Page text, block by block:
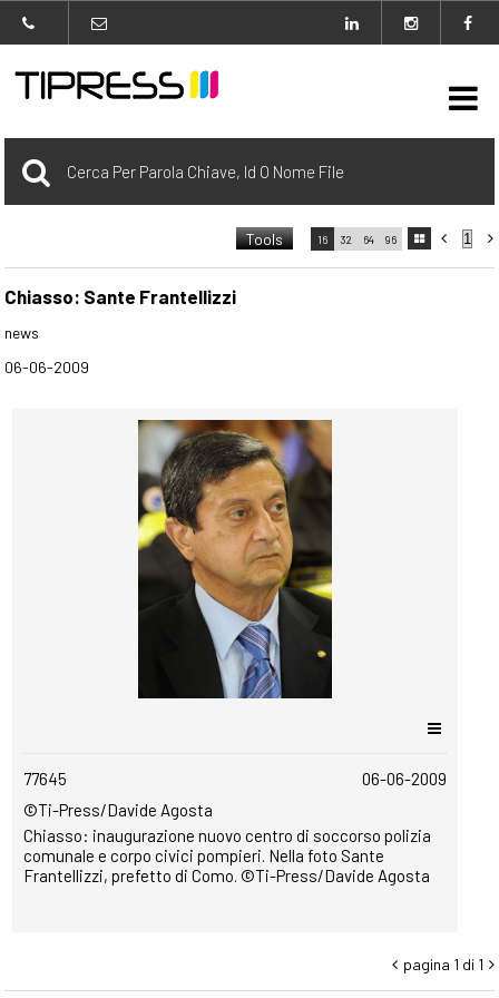
Archivio
carrello
Agenzia
copyrightfree

 
16 32 64 96 
Tools
0 Selezionato
Chiasso: Sante Frantellizzi
news
06-06-2009
77645
06-06-2009
©Ti-Press/Davide Agosta
Chiasso: inaugurazione nuovo centro di soccorso polizia
comunale e corpo civici pompieri. Nella foto Sante
Frantellizzi, prefetto di Como. ©Ti-Press/Davide Agosta
 pagina 1 di 1 